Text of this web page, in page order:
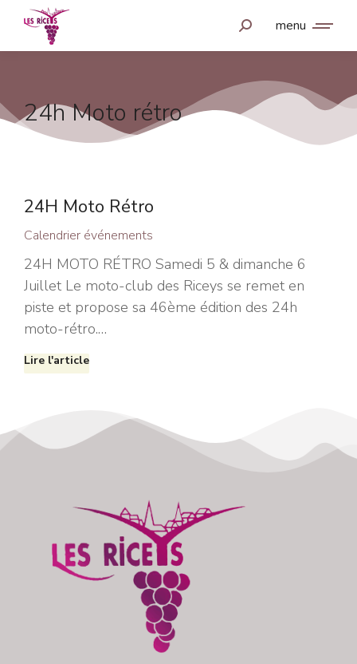
menu
24h Moto rétro
24H Moto Rétro
Calendrier événements
24H MOTO RÉTRO Samedi 5 & dimanche 6
Juillet Le moto-club des Riceys se remet en
piste et propose sa 46ème édition des 24h
moto-rétro.…
Lire l'article